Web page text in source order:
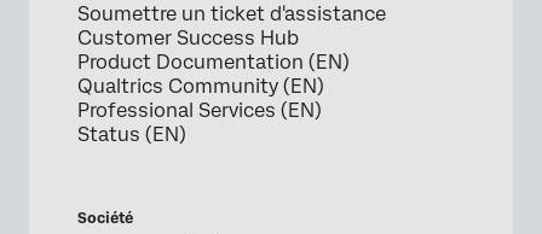
Soumettre un ticket d'assistance
Customer Success Hub
Product Documentation (EN)
Qualtrics Community (EN)
Professional Services (EN)
Status (EN)
Société